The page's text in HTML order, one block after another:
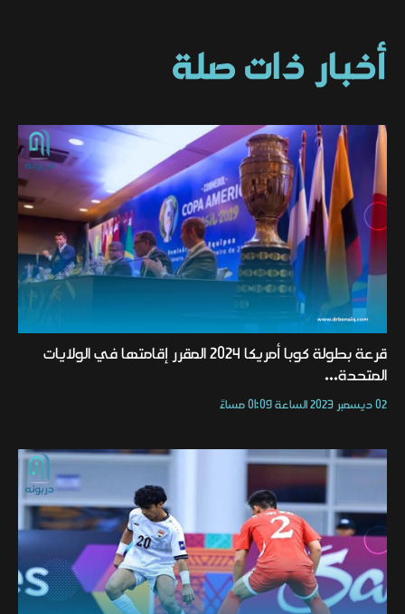
أخبار ذات صلة
قرعة بطولة كوبا أمريكا 2024 المقرر إقامتها في الولايات
المتحدة...
02 ديسمبر 2023 الساعة 01:09 مساءً